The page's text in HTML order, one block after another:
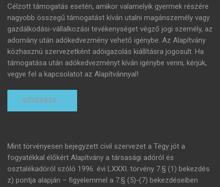
Célzott támogatás esetén, amikor valamelyik gyermek részére
nagyobb összegű támogatást kíván utalni magánszemély vagy
gazdálkodási-vállalkozási tevékenységet végző jogi személy, az
adomány után adókedvezmény vehető igénybe. Az Alapítvány
közhasznú szervezetként adóigazolás kiállításra jogosult. Ha
támogatása után adókedvezményt kíván igénybe venni, kérjük,
vegye fel a kapcsolatot az Alapítvánnyal!
BŐVEBBEN…
Mint törvényesen bejegyzett civil szervezet a Tégy jót a
fogyatékkal élőkért Alapítvány a társasági adóról és
osztalékadóról szóló 1996. évi LXXXI. törvény 7.§ (1) bekezdés
z) pontja alapján – figyelemmel a 7.§ (5)-(7) bekezdéseiben